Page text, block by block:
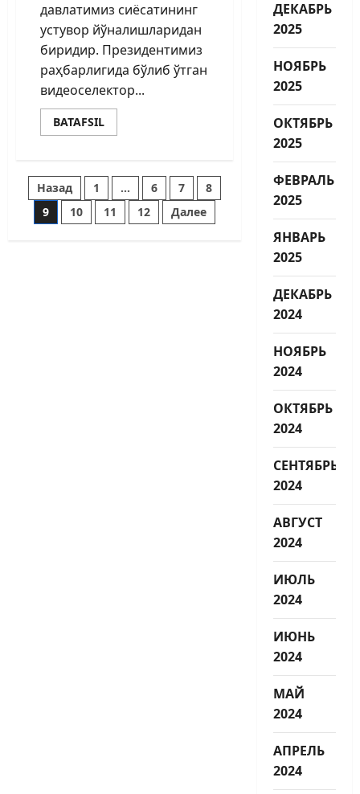
давлатимиз сиёсатининг
устувор йўналишларидан
биридир. Президентимиз
раҳбарлигида бўлиб ўтган
видеоселектор...
BATAFSIL
Назад 1 … 6 7
8
9
10 11 12 Далее
ДЕКАБРЬ
2025
НОЯБРЬ
2025
ОКТЯБРЬ
2025
ФЕВРАЛЬ
2025
ЯНВАРЬ
2025
ДЕКАБРЬ
2024
НОЯБРЬ
2024
ОКТЯБРЬ
2024
СЕНТЯБРЬ
2024
АВГУСТ
2024
ИЮЛЬ
2024
ИЮНЬ
2024
МАЙ
2024
АПРЕЛЬ
2024